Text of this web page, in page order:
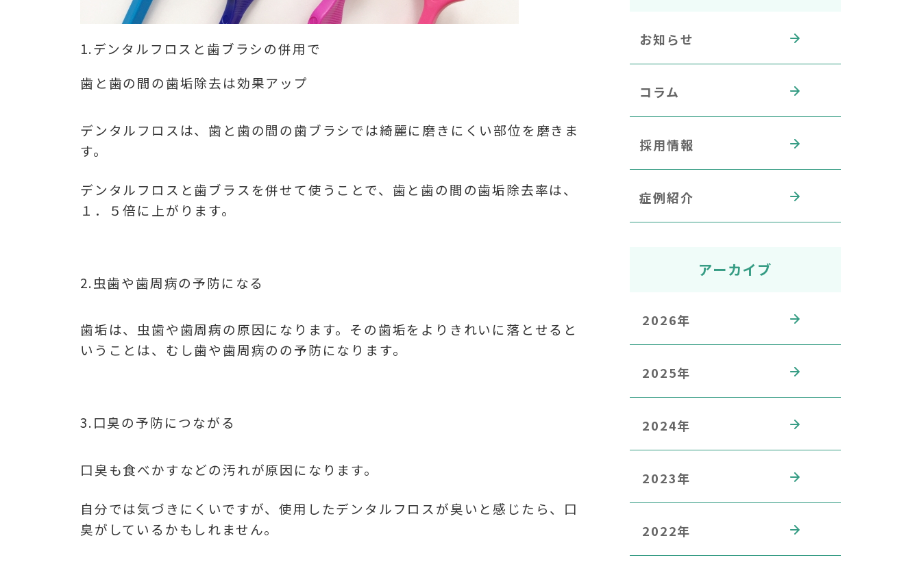
1.デンタルフロスと歯ブラシの併用で
歯と歯の間の歯垢除去は効果アップ
デンタルフロスは、歯と歯の間の歯ブラシでは綺麗に磨きにくい部位を磨きま
す。
デンタルフロスと歯ブラスを併せて使うことで、歯と歯の間の歯垢除去率は、
１．５倍に上がります。
2.虫歯や歯周病の予防になる
歯垢は、虫歯や歯周病の原因になります。その歯垢をよりきれいに落とせると
いうことは、むし歯や歯周病のの予防になります。
3.口臭の予防につながる
口臭も食べかすなどの汚れが原因になります。
自分では気づきにくいですが、使用したデンタルフロスが臭いと感じたら、口
臭がしているかもしれません。
お知らせ
コラム
採用情報
症例紹介
アーカイブ
2026年
2025年
2024年
2023年
2022年